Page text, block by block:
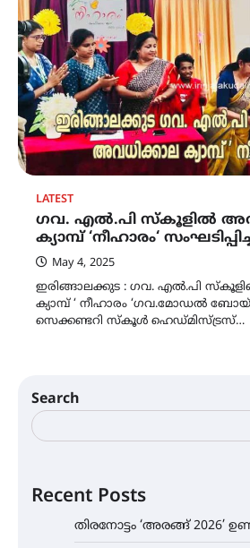
LATEST
ഗവ. എൽ.പി സ്കൂളിൽ
ക്യാമ്പ് ‘നീഹാരം‘
May 4, 2025
ഇരിങ്ങാലക്കുട : ഗവ. എൽ.പി
ക്യാമ്പ് ‘ നീഹാരം ‘ഗവ.മോഡൽ
സെക്കണ്ടറി സ്കൂൾ ഹെഡ്മിസ്ട്രസ്…
Search
Recent Posts
തിരനോട്ടം ‘അരങ്ങ് 2026’